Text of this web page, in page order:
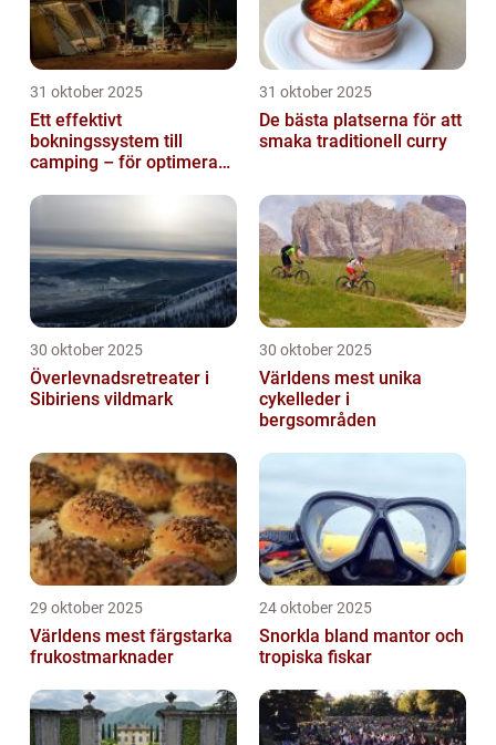
31 oktober 2025
Ett effektivt
bokningssystem till
camping – för optimerad
31 oktober 2025
De bästa platserna för att
smaka traditionell curry
30 oktober 2025
Överlevnadsretreater i
Sibiriens vildmark
30 oktober 2025
Världens mest unika
cykelleder i
bergsområden
29 oktober 2025
Världens mest färgstarka
frukostmarknader
24 oktober 2025
Snorkla bland mantor och
tropiska fiskar